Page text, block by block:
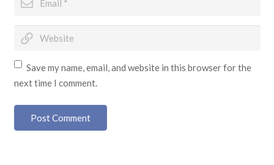
Save my name, email, and website in this browser for the
next time I comment.
Post Comment